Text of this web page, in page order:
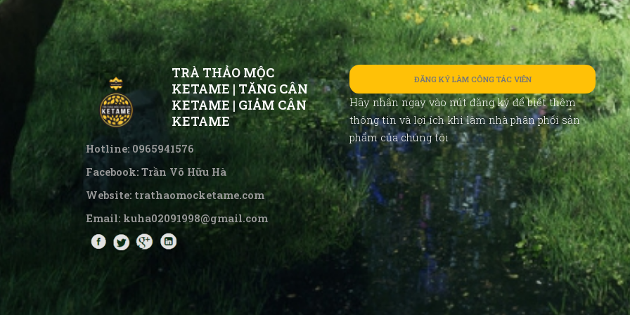
TRÀ THẢO MỘC
KETAME | TĂNG CÂN
KETAME | GIẢM CÂN
KETAME
Hotline: 0965941576
Facebook: Trần Võ Hữu Hà
Website: trathaomocketame.com
Email: kuha02091998@gmail.com
ĐĂNG KÝ LÀM CÔNG TÁC VIÊN
Hãy nhấn ngay vào nút đăng ký để biết thêm
thông tin và lợi ích khi làm nhà phân phối sản
phẩm của chúng tôi